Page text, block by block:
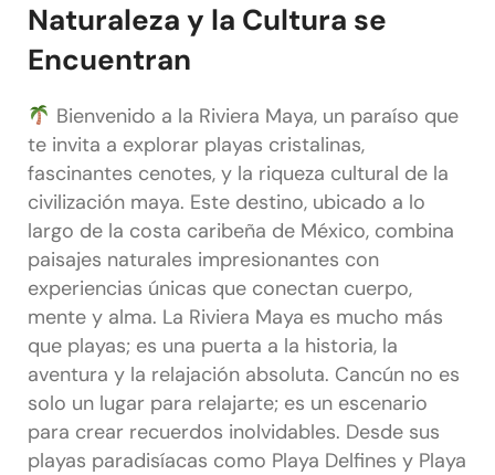
Naturaleza y la Cultura se
Encuentran
Bienvenido a la Riviera Maya, un paraíso que
te invita a explorar playas cristalinas,
fascinantes cenotes, y la riqueza cultural de la
civilización maya. Este destino, ubicado a lo
largo de la costa caribeña de México, combina
paisajes naturales impresionantes con
experiencias únicas que conectan cuerpo,
mente y alma. La Riviera Maya es mucho más
que playas; es una puerta a la historia, la
aventura y la relajación absoluta. Cancún no es
solo un lugar para relajarte; es un escenario
para crear recuerdos inolvidables. Desde sus
playas paradisíacas como Playa Delfines y Playa